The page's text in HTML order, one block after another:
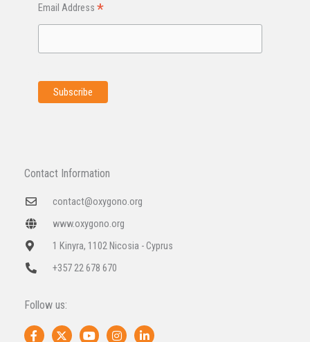
Email Address *
Contact Information
contact@oxygono.org
www.oxygono.org
1 Kinyra, 1102 Nicosia - Cyprus
+357 22 678 670
Follow us:
F
X
Y
I
L